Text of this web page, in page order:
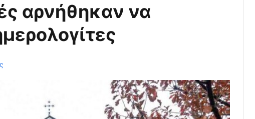
αρνήθηκαν να